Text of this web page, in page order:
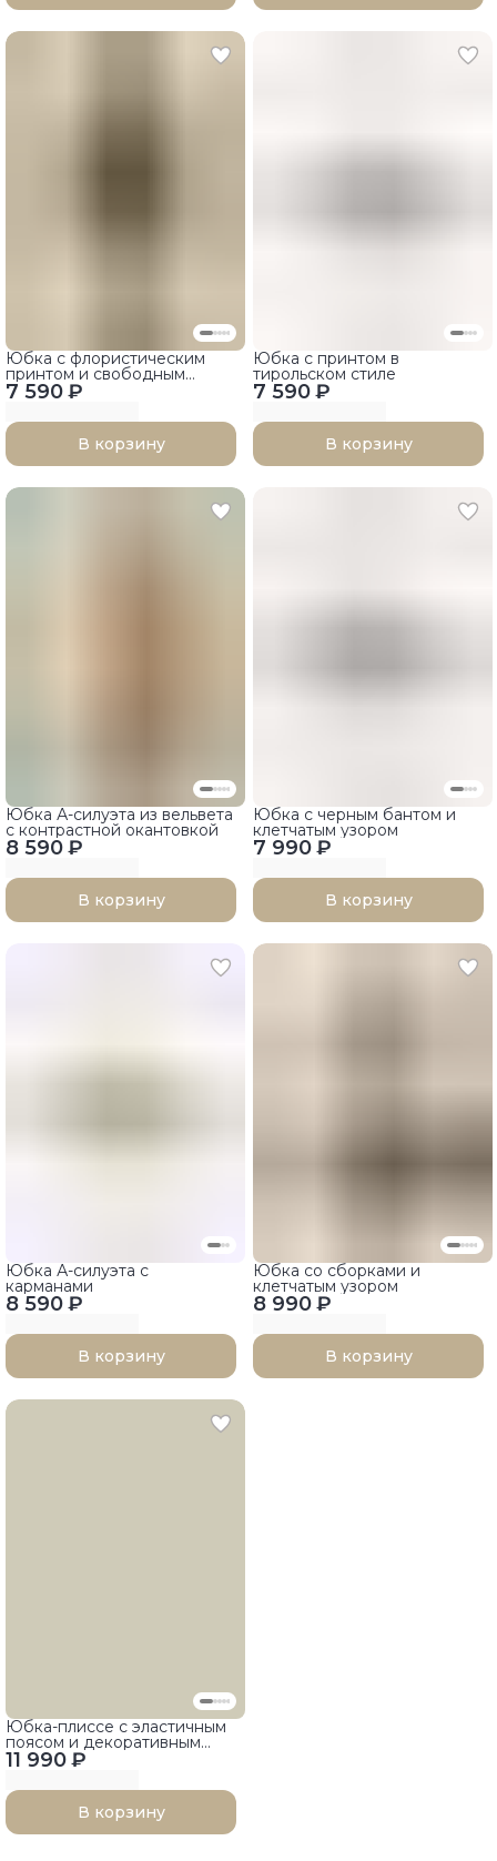
7 590 ₽
Юбка с флористическим
принтом и свободным
силуэтом
В корзину
7 590 ₽
Юбка с принтом в
тирольском стиле
В корзину
8 590 ₽
Юбка А-силуэта из вельвета
с контрастной окантовкой
В корзину
7 990 ₽
Юбка с черным бантом и
клетчатым узором
В корзину
8 590 ₽
Юбка А-силуэта с
карманами
В корзину
8 990 ₽
Юбка со сборками и
клетчатым узором
В корзину
11 990 ₽
Юбка-плиссе с эластичным
поясом и декоративным
карманом
В корзину